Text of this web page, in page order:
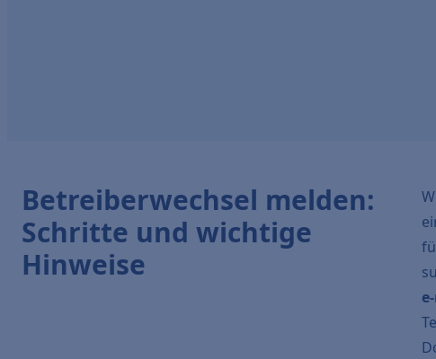
Betreiberwechsel melden:
Schritte und wichtige
Hinweise